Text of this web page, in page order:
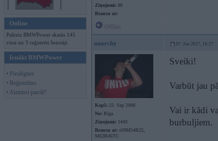
Online
Pašreiz BMWPower skatās 145
viesi un 3 reģistrēti lietotāji.
Ienākt BMWPower
• Pieslēgties
• Reģistrēties
• Aizmirsi paroli?
Ziņojumi: 88
Braucu ar:
anarchy 07. Jun 2017, 10:27
Kopš: 23. Sep 2008
No: Rīga
Ziņojumi: 1443
Braucu ar: e39M54B25,
M62B46TU
Sveiki!
Varbūt jau
Vai ir kādi
burbuljiem.